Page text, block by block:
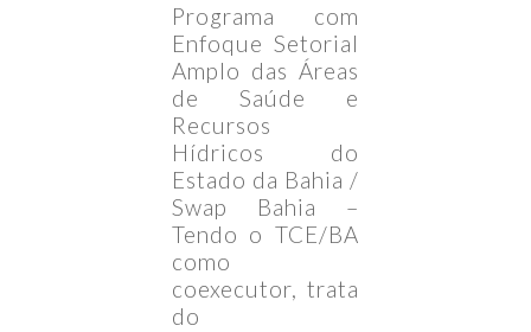
Programa com
Enfoque Setorial
Amplo das Áreas
de Saúde e
Recursos
Hídricos do
Estado da Bahia /
Swap Bahia –
Tendo o TCE/BA
como
coexecutor, trata
do